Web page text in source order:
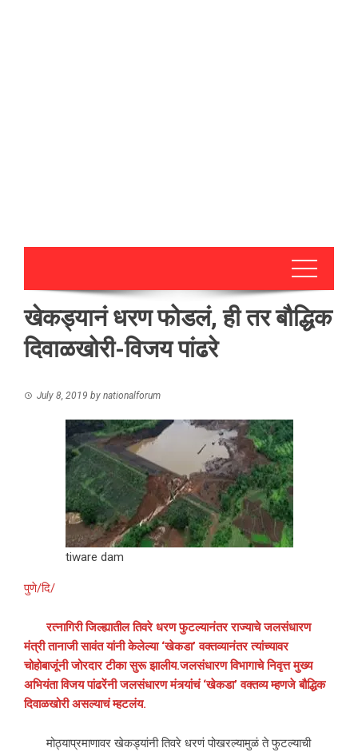
खेकड्यानं धरण फोडलं, ही तर बौद्धिक
दिवाळखोरी-विजय पांढरे
July 8, 2019 by nationalforum
tiware dam
पुणे/दि/
रत्नागिरी जिल्ह्यातील तिवरे धरण फुटल्यानंतर राज्याचे जलसंधारण
मंत्री तानाजी सावंत यांनी केलेल्या ‘खेकडा’ वक्तव्यानंतर त्यांच्यावर
चोहोबाजूंनी जोरदार टीका सुरू झालीय.जलसंधारण विभागाचे निवृत्त मुख्य
अभियंता विजय पांढरेंनी जलसंधारण मंत्र्यांचं ‘खेकडा’ वक्तव्य म्हणजे बौद्धिक
दिवाळखोरी असल्याचं म्हटलंय.
मोठ्याप्रमाणावर खेकड्यांनी तिवरे धरणं पोखरल्यामुळं ते फुटल्याची